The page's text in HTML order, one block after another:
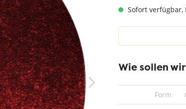
Teppich TaupeSofort verfügbar,
Wie sollen
Form